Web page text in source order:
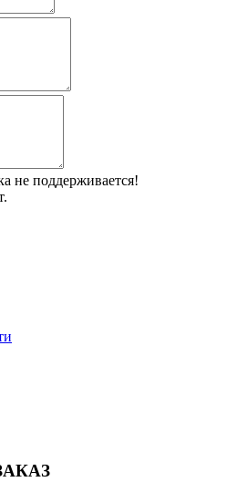
не поддерживается!